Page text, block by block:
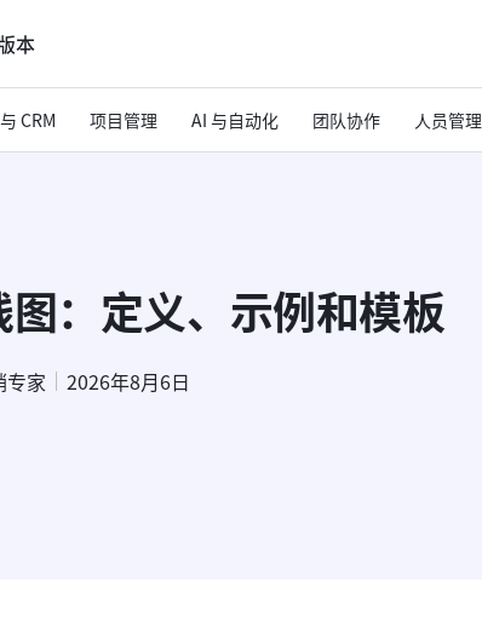
本
CRM 项目管理 AI 与自动化 团队协作 人员管理
：定义、示例和模板
专家 2026年8月6日